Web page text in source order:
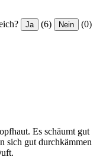
Ja (6) Nein (0)
Es schäumt gut
sich gut durchkämmen